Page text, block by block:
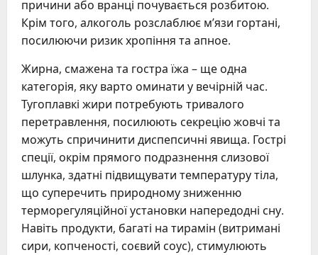
причини або вранці почувається розбитою.
Крім того, алкоголь розслаблює м’язи гортані,
посилюючи ризик хропіння та апное.
Жирна, смажена та гостра їжа – ще одна
категорія, яку варто оминати у вечірній час.
Тугоплавкі жири потребують тривалого
перетравлення, посилюють секрецію жовчі та
можуть спричинити диспепсичні явища. Гострі
спеції, окрім прямого подразнення слизової
шлунка, здатні підвищувати температуру тіла,
що суперечить природному зниженню
терморегуляційної установки напередодні сну.
Навіть продукти, багаті на тирамін (витримані
сири, копченості, соєвий соус), стимулюють